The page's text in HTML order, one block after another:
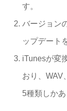
す。
バージョン
ップデート
iTunesが変
おり、WAV
5種類しかあ